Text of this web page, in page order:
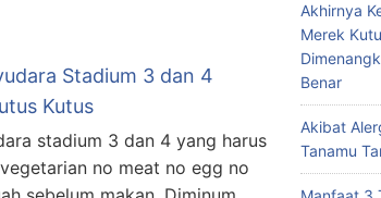
Stadium 3 dan 4
Kutus
stadium 3 dan 4 yang harus
no meat no egg no
Akhirnya
Merek
Benar
Akibat
Tanamu